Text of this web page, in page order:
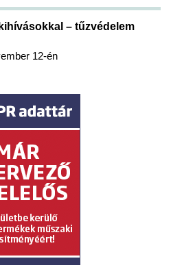
– tűzvédelem
12-én